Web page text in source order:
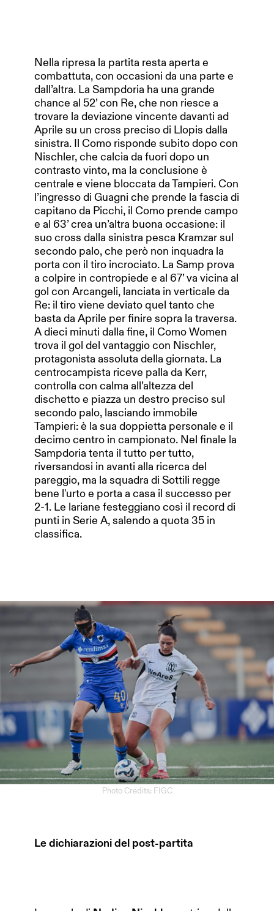
Nella ripresa la partita resta aperta e
combattuta, con occasioni da una parte e
dall’altra. La Sampdoria ha una grande
chance al 52’ con Re, che non riesce a
trovare la deviazione vincente davanti ad
Aprile su un cross preciso di Llopis dalla
sinistra. Il Como risponde subito dopo con
Nischler, che calcia da fuori dopo un
contrasto vinto, ma la conclusione è
centrale e viene bloccata da Tampieri. Con
l’ingresso di Guagni che prende la fascia di
capitano da Picchi, il Como prende campo
e al 63’ crea un’altra buona occasione: il
suo cross dalla sinistra pesca Kramzar sul
secondo palo, che però non inquadra la
porta con il tiro incrociato. La Samp prova
a colpire in contropiede e al 67’ va vicina al
gol con Arcangeli, lanciata in verticale da
Re: il tiro viene deviato quel tanto che
basta da Aprile per finire sopra la traversa.
A dieci minuti dalla fine, il Como Women
trova il gol del vantaggio con Nischler,
protagonista assoluta della giornata. La
centrocampista riceve palla da Kerr,
controlla con calma all’altezza del
dischetto e piazza un destro preciso sul
secondo palo, lasciando immobile
Tampieri: è la sua doppietta personale e il
decimo centro in campionato. Nel finale la
Sampdoria tenta il tutto per tutto,
riversandosi in avanti alla ricerca del
pareggio, ma la squadra di Sottili regge
bene l'urto e porta a casa il successo per
2-1. Le lariane festeggiano così il record di
punti in Serie A, salendo a quota 35 in
classifica.
Photo Credits: FIGC
Le dichiarazioni del post-partita